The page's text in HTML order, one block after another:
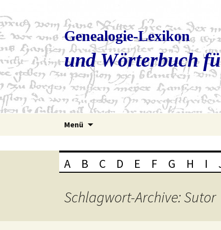
Genealogie-Lexikon
und Wörterbuch
Menü
A B C D E F G H I
Schlagwort-Archive: Sutor